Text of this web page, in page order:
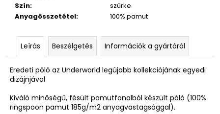
Szín:
szürke
Anyagösszetétel: 100% pamut
Leírás Beszélgetés Információk a gyártóról
Eredeti póló az Underworld legújabb kollekciójának egyedi
dizájnjával
Kiváló minőségű, fésült pamutfonalból készült póló (100%
ringspoon pamut 185g/m2 anyagvastagsággal).